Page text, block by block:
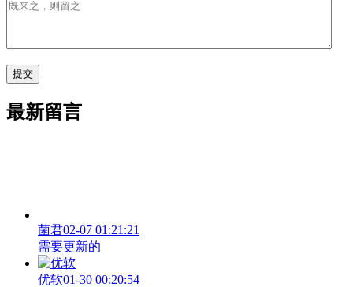
最新留言
菌君02-07 01:21:21
需要更新的
优软01-30 00:20:54